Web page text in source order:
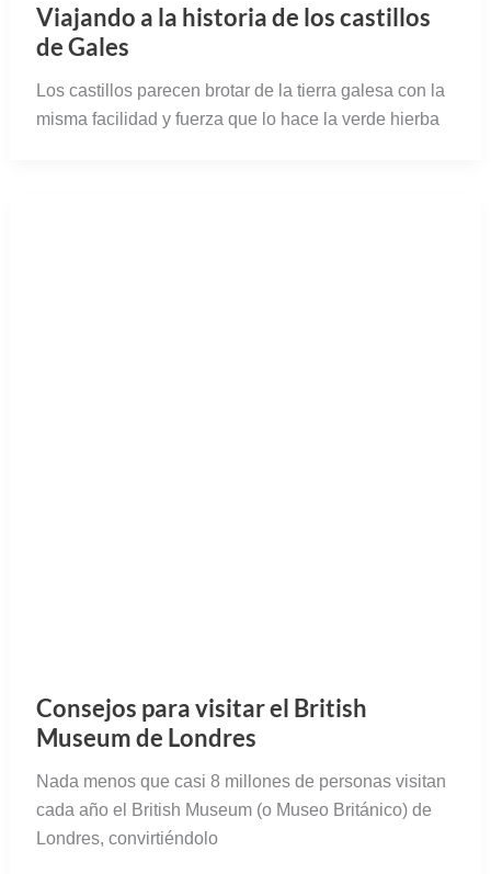
Viajando a la historia de los castillos
de Gales
Los castillos parecen brotar de la tierra galesa con la
misma facilidad y fuerza que lo hace la verde hierba
Consejos para visitar el British
Museum de Londres
Nada menos que casi 8 millones de personas visitan
cada año el British Museum (o Museo Británico) de
Londres, convirtiéndolo